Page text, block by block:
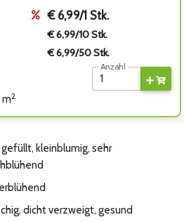
€ 6,99/1 Stk.
€ 6,99/10 Stk.
€ 6,99/50 Stk.
Anzahl
2
kleinblumig, sehr
dicht verzweigt, gesund